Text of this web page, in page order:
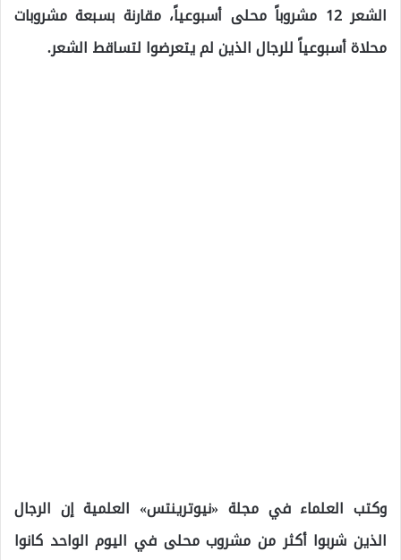
الشعر 12 مشروباً محلى أسبوعياً، مقارنة بسبعة مشروبات
محلاة أسبوعياً للرجال الذين لم يتعرضوا لتساقط الشعر.
وكتب العلماء في مجلة «نيوترينتس» العلمية إن الرجال
الذين شربوا أكثر من مشروب محلى في اليوم الواحد كانوا